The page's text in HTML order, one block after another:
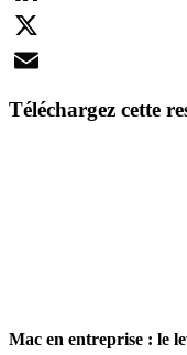
LinkedIn
X
Téléchargez cette
Mac en entreprise : le